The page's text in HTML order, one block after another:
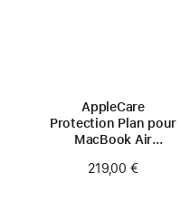
AppleCare
Protection Plan pour
MacBook Air
219,00 €